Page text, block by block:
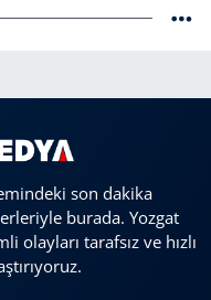
son dakika
burada. Yozgat
tarafsız ve hızlı